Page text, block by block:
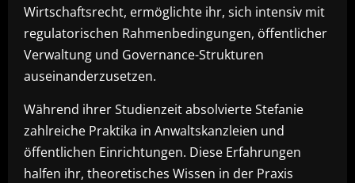
Wirtschaftsrecht, ermöglichte ihr, sich intensiv mit
regulatorischen Rahmenbedingungen, öffentlicher
Verwaltung und Governance-Strukturen
auseinanderzusetzen.
Während ihrer Studienzeit absolvierte Stefanie
zahlreiche Praktika in Anwaltskanzleien und
öffentlichen Einrichtungen. Diese Erfahrungen
halfen ihr, theoretisches Wissen in der Praxis